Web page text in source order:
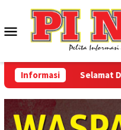
konten
Menu
Mobile
InformasiSelamat